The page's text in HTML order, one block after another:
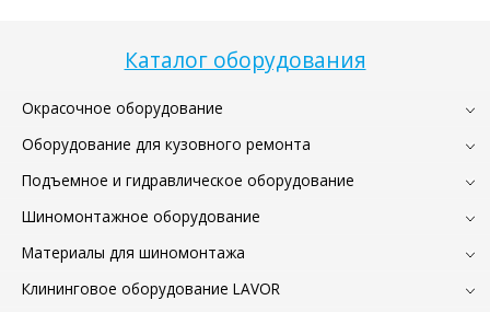
Каталог оборудования
Окрасочное оборудование
Оборудование для кузовного ремонта
Подъемное и гидравлическое оборудование
Шиномонтажное оборудование
Материалы для шиномонтажа
Клининговое оборудование LAVOR